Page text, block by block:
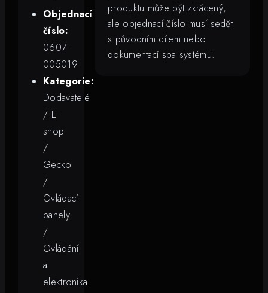
Objednací
číslo:
0607-
005019
Kategorie:
Dodavatelé
/ E-
shop
/
Gecko
/
Ovládací
panely
/
Ovládání
a
elektronika
produktu může být zkrácený,
ale objednací číslo musí sedět
s původním dílem nebo
dokumentací spa systému.